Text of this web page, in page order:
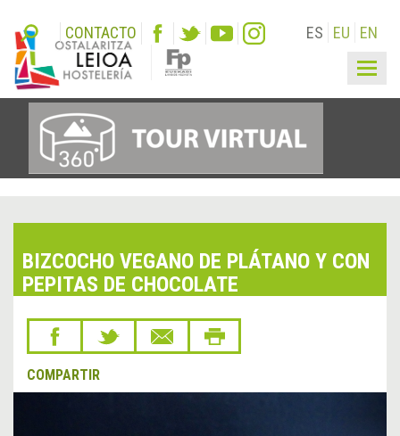
CONTACTO ES EU EN
BIZCOCHO VEGANO DE PLÁTANO Y CON
PEPITAS DE CHOCOLATE
COMPARTIR